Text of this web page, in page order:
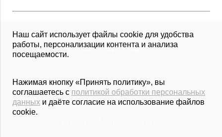
ДЛЯ ПРЕССЫ
ПОЛИТИКА КОНФИДЕН­ЦИ­АЛЬ­НОСТИ
Наш сайт использует файлы cookie для удобства
работы, персонализации контента и анализа
посещаемости.
Нажимая кнопку «Принять политику», вы
соглашаетесь с политикой обработки персональных
данных и даёте согласие на использование файлов
cookie.